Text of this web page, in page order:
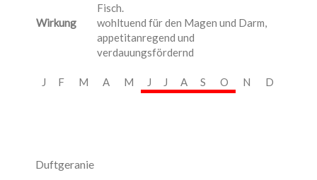
Fisch.
Wirkung
wohltuend für den Magen und Darm,
appetitanregend und
verdauungsfördernd
J F M A M J J A S O N D
Duftgeranie